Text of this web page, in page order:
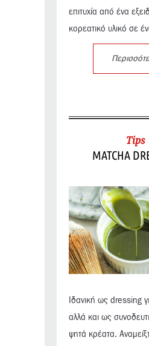
επιτυχία από ένα
κορεατικό υλικό σε
Tips
MATCHA
Ιδανική ως dressing
αλλά και ως
ψητά κρέατα.